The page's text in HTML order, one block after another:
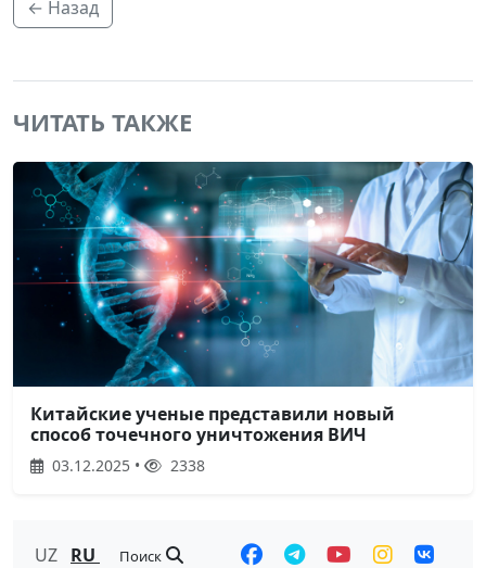
← Назад
ЧИТАТЬ ТАКЖЕ
Китайские ученые представили новый
способ точечного уничтожения ВИЧ
03.12.2025 • 2338
UZ RU Поиск